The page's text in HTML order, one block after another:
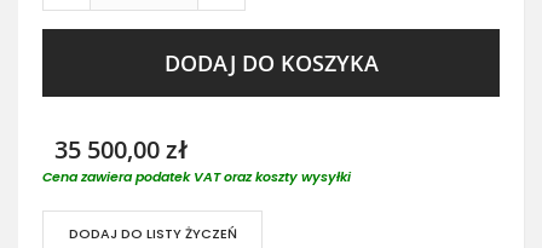
DODAJ DO KOSZYKA
35 500,00 zł
Cena zawiera podatek VAT oraz koszty wysyłki
DODAJ DO LISTY ŻYCZEŃ